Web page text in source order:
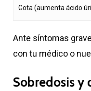
Gota (aumenta ácido
Ante síntomas
con tu médico o
Sobredosis y